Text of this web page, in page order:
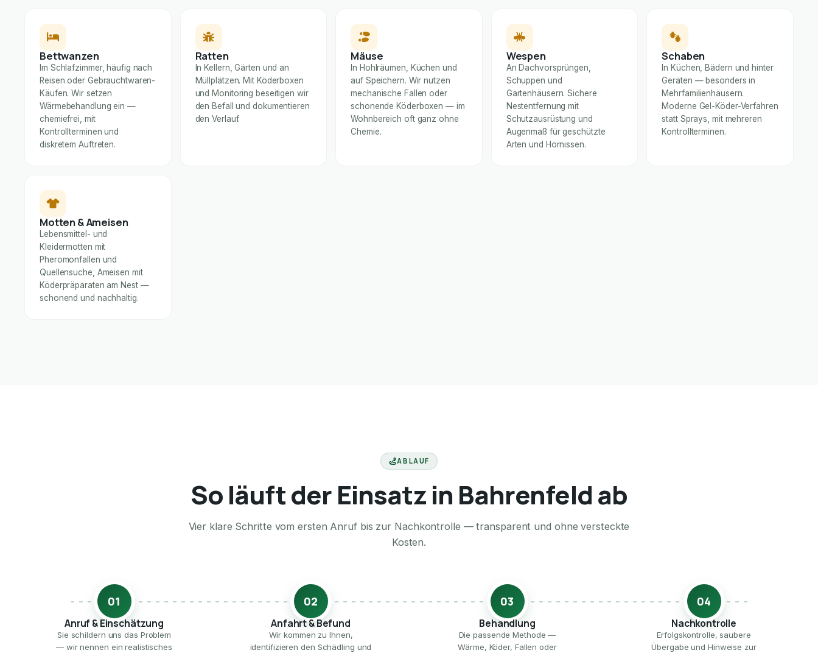
Bettwanzen
Im Schlafzimmer, häufig nach
Reisen oder Gebrauchtwaren-
Käufen. Wir setzen
Wärmebehandlung ein —
chemiefrei, mit
Kontrollterminen und
diskretem Auftreten.
Ratten
In Kellern, Gärten und an
Müllplätzen. Mit Köderboxen
und Monitoring beseitigen wir
den Befall und dokumentieren
den Verlauf.
Mäuse
In Hohlräumen, Küchen und
auf Speichern. Wir nutzen
mechanische Fallen oder
schonende Köderboxen — im
Wohnbereich oft ganz ohne
Chemie.
Wespen
An Dachvorsprüngen,
Schuppen und
Gartenhäusern. Sichere
Nestentfernung mit
Schutzausrüstung und
Augenmaß für geschützte
Arten und Hornissen.
Schaben
In Küchen, Bädern und hinter
Geräten — besonders in
Mehrfamilienhäusern.
Moderne Gel-Köder-Verfahren
statt Sprays, mit mehreren
Kontrollterminen.
Motten & Ameisen
Lebensmittel- und
Kleidermotten mit
Pheromonfallen und
Quellensuche, Ameisen mit
Köderpräparaten am Nest —
schonend und nachhaltig.
ABLAUF
So läuft der Einsatz in Bahrenfeld ab
Vier klare Schritte vom ersten Anruf bis zur Nachkontrolle — transparent und ohne versteckte
Kosten.
01
Anruf & Einschätzung
Sie schildern uns das Problem
— wir nennen ein realistisches
02
Anfahrt & Befund
Wir kommen zu Ihnen,
identifizieren den Schädling und
03
Behandlung
Die passende Methode —
Wärme, Köder, Fallen oder
04
Nachkontrolle
Erfolgskontrolle, saubere
Übergabe und Hinweise zur